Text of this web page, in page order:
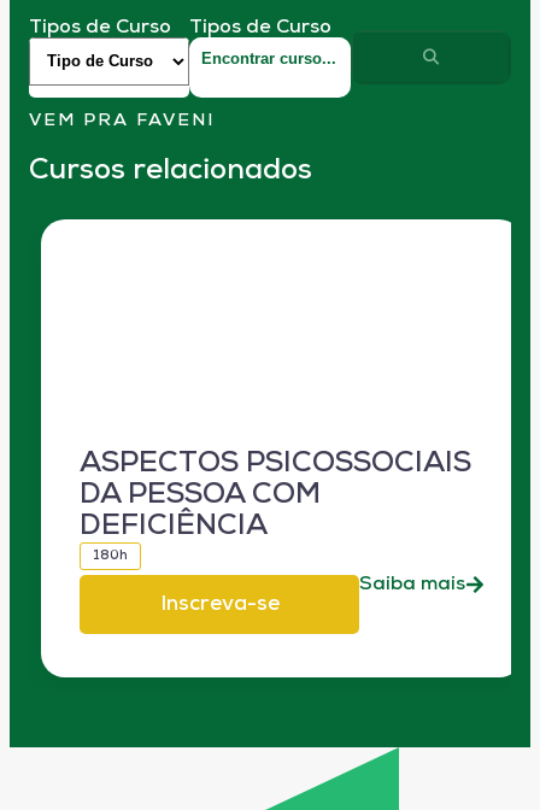
Tipos de Curso Tipos de Curso
VEM PRA FAVENI
Cursos relacionados
ASPECTOS PSICOSSOCIAIS
DA PESSOA COM
DEFICIÊNCIA
180h
Inscreva-se
Saiba mais